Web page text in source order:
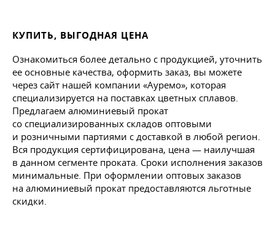
КУПИТЬ, ВЫГОДНАЯ ЦЕНА
Ознакомиться более детально с продукцией, уточнить
ее основные качества, оформить заказ, вы можете
через сайт нашей компании «Ауремо», которая
специализируется на поставках цветных сплавов.
Предлагаем алюминиевый прокат
со специализированных складов оптовыми
и розничными партиями с доставкой в любой регион.
Вся продукция сертифицирована, цена — наилучшая
в данном сегменте проката. Сроки исполнения заказов
минимальные. При оформлении оптовых заказов
на алюминиевый прокат предоставляются льготные
скидки.